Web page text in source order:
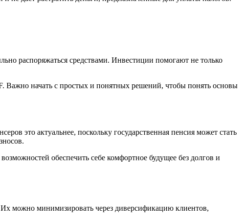
распоряжаться средствами. Инвестиции помогают не только
начать с простых и понятных решений, чтобы понять основы
это актуальнее, поскольку государственная пенсия может стать
обеспечить себе комфортное будущее без долгов и
можно минимизировать через диверсификацию клиентов,